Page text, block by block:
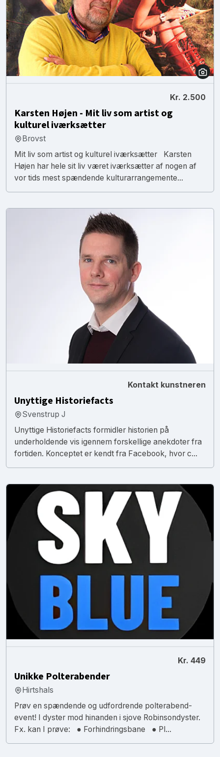
Kr. 2.500
Karsten Højen - Mit liv som artist og
kulturel iværksætter
Brovst
Mit liv som artist og kulturel iværksætter Karsten
Højen har hele sit liv været iværksætter af nogen af
vor tids mest spændende kulturarrangemente...
Kontakt kunstneren
Unyttige Historiefacts
Svenstrup J
Unyttige Historiefacts formidler historien på
underholdende vis igennem forskellige anekdoter fra
fortiden. Konceptet er kendt fra Facebook, hvor c...
Kr. 449
Unikke Polterabender
Hirtshals
Prøv en spændende og udfordrende polterabend-
event! I dyster mod hinanden i sjove Robinsondyster.
Fx. kan I prøve: ● Forhindringsbane ● Pl...